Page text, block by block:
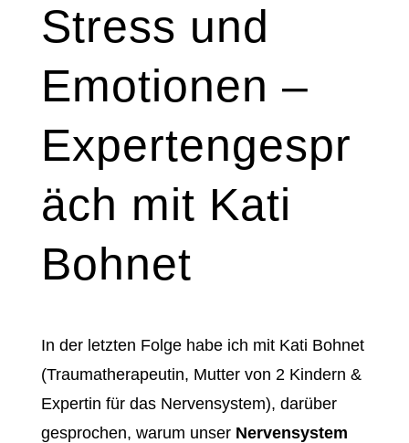
Stress und
Emotionen –
Expertengespr
äch mit Kati
Bohnet
In der letzten Folge habe ich mit Kati Bohnet
(Traumatherapeutin, Mutter von 2 Kindern &
Expertin für das Nervensystem), darüber
gesprochen, warum unser Nervensystem